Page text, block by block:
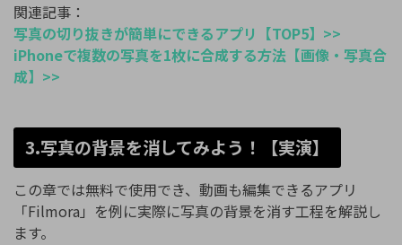
関連記事：
写真の切り抜きが簡単にできるアプリ【TOP5】>>
iPhoneで複数の写真を1枚に合成する方法【画像・写真合
成】>>
3.写真の背景を消してみよう！【実演】
この章では無料で使用でき、動画も編集できるアプリ
「Filmora」を例に実際に写真の背景を消す工程を解説し
ます。